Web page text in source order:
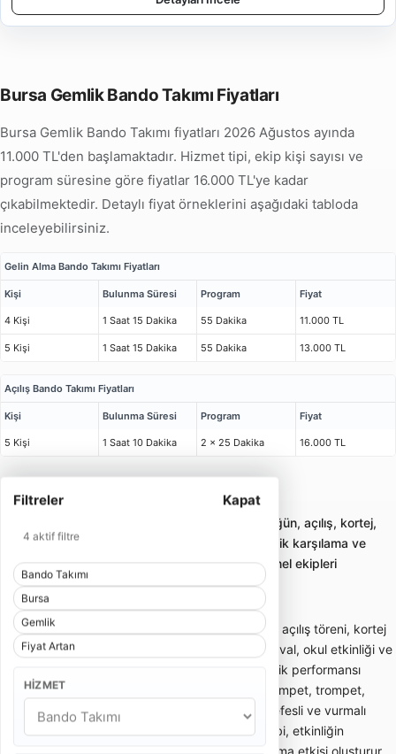
Filtreler Kapat
4 aktif filtre
Bando Takımı
Bursa
Gemlik
Fiyat Artan
HIZMET
Bursa Gemlik Bando Takımı Fiyatları
Bursa Gemlik Bando Takımı fiyatları 2026 Ağustos ayında
11.000 TL'den başlamaktadır. Hizmet tipi, ekip kişi sayısı ve
program süresine göre fiyatlar 16.000 TL'ye kadar
çıkabilmektedir. Detaylı fiyat örneklerini aşağıdaki tabloda
inceleyebilirsiniz.
Gelin Alma Bando Takımı Fiyatları
Kişi Bulunma Süresi Program Fiyat
4 Kişi 1 Saat 15 Dakika 55 Dakika 11.000 TL
5 Kişi 1 Saat 15 Dakika 55 Dakika 13.000 TL
Açılış Bando Takımı Fiyatları
Kişi Bulunma Süresi Program Fiyat
5 Kişi 1 Saat 10 Dakika 2 x 25 Dakika 16.000 TL
Bursa Gemlik Bando Takımı
Bando takımı kiralama; gelin alma, düğün, açılış, kortej,
sünnet ve kurumsal etkinliklerde enerjik karşılama ve
yürüyüş performansı sunan profesyonel ekipleri
karşılaştırmayı sağlar.
Bando takımı; gelin alma, düğün girişi, açılış töreni, kortej
yürüyüşü, sünnet organizasyonu, festival, okul etkinliği ve
kurumsal davetlerde enerjik canlı müzik performansı
sunan gezici müzik ekibidir. Davul, trampet, trompet,
klarnet, saksafon, zurna veya farklı nefesli ve vurmalı
enstrümanlardan oluşabilir. Bando ekibi, etkinliğin
başlangıcında dikkat çekici bir karşılama etkisi oluşturur